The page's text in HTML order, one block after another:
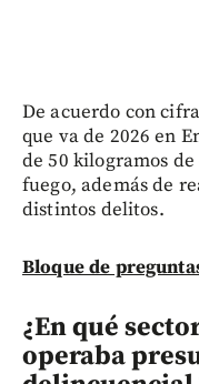
De acuerdo con
que va de 2026 en
de 50 kilogramos
fuego, además de
distintos delitos.
Bloque de
¿En qué
operaba